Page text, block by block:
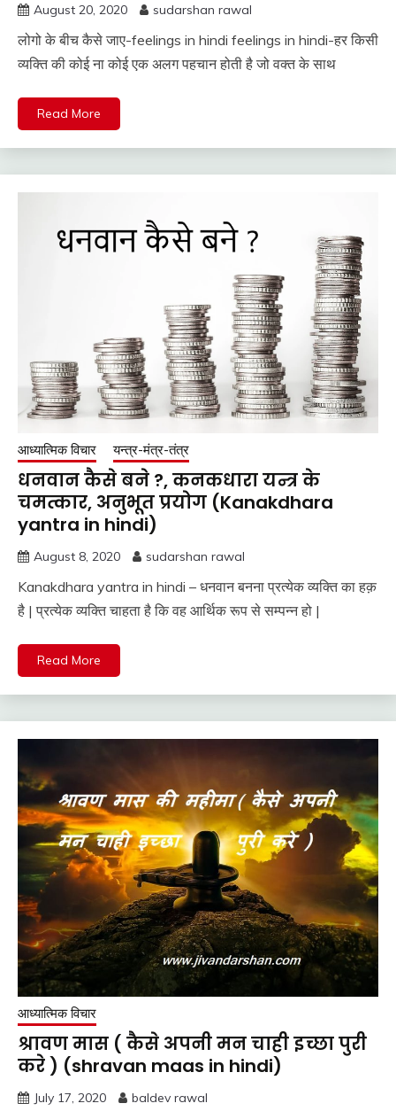
August 20, 2020 sudarshan rawal
लोगो के बीच कैसे जाए-feelings in hindi feelings in hindi-हर किसी
व्यक्ति की कोई ना कोई एक अलग पहचान होती है जो वक्त के साथ
Read More
आध्यात्मिक विचार यन्त्र-मंत्र-तंत्र
धनवान कैसे बने ?, कनकधारा यन्त्र के
चमत्कार, अनुभूत प्रयोग (Kanakdhara
yantra in hindi)
August 8, 2020 sudarshan rawal
Kanakdhara yantra in hindi – धनवान बनना प्रत्येक व्यक्ति का हक़
है | प्रत्येक व्यक्ति चाहता है कि वह आर्थिक रूप से सम्पन्न हो |
Read More
आध्यात्मिक विचार
श्रावण मास ( कैसे अपनी मन चाही इच्छा पुरी
करे ) (shravan maas in hindi)
July 17, 2020 baldev rawal